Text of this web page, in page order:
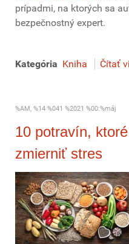
prípadmi, na ktorých sa
bezpečnostný expert.
Kategória Kniha Čítať
%AM, %14 %041 %2021 %00:%máj
10 potravín,
zmierniť stres